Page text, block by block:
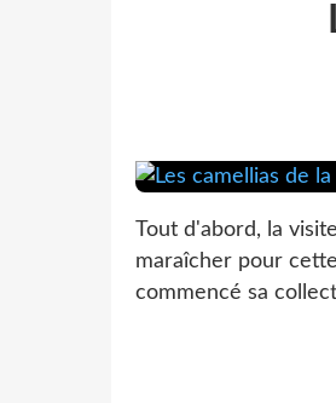
Tout d'abord, la
maraîcher pour
commencé sa